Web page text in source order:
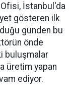
İstanbul'da
gösteren ilk
günden bu
önde
buluşmalar
üretim yapan
ediyor.